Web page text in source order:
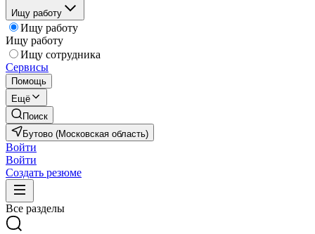
Ищу работу
Ищу работу
Ищу работу
Ищу сотрудника
Сервисы
Помощь
Ещё
Поиск
Бутово (Московская область)
Войти
Войти
Создать резюме
Все разделы